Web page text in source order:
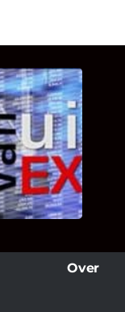
van de
aan
Over